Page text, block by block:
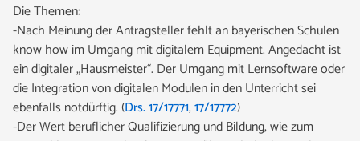
Die Themen:
-Nach Meinung der Antragsteller fehlt an bayerischen Schulen
know how im Umgang mit digitalem Equipment. Angedacht ist
ein digitaler „Hausmeister“. Der Umgang mit Lernsoftware oder
die Integration von digitalen Modulen in den Unterricht sei
ebenfalls notdürftig. (Drs. 17/17771,17/17772)
-Der Wert beruflicher Qualifizierung und Bildung, wie zum